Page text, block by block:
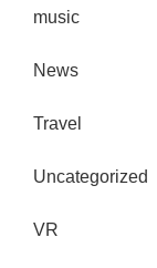
music
News
Travel
Uncategorized
VR